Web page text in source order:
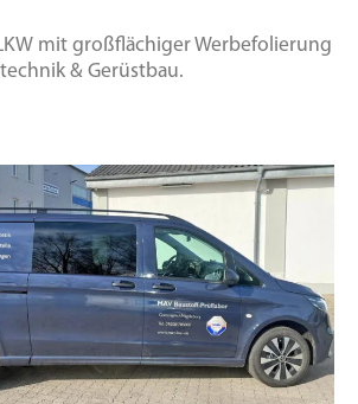
mit großflächiger Werbefolierung
& Gerüstbau.